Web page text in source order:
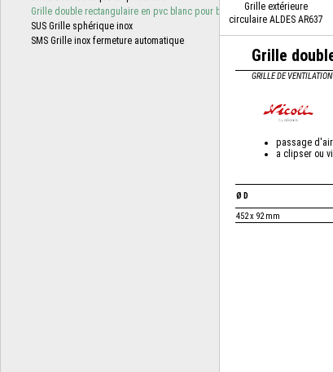
Grille extérieure
circulaire ALDES AR637